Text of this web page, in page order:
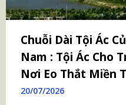
Chuỗi Dài Tội Ác
Nam : Tội Ác Cho
Nơi Eo Thắt Miền
20/07/2026